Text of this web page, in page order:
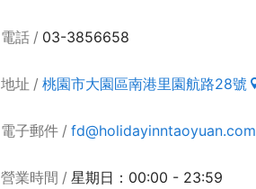
電話 03-3856658
地址 桃園市大園區南港里園航路28號
電子郵件 fd@holidayinntaoyuan.com
營業時間
星期日：00:00 - 23:59